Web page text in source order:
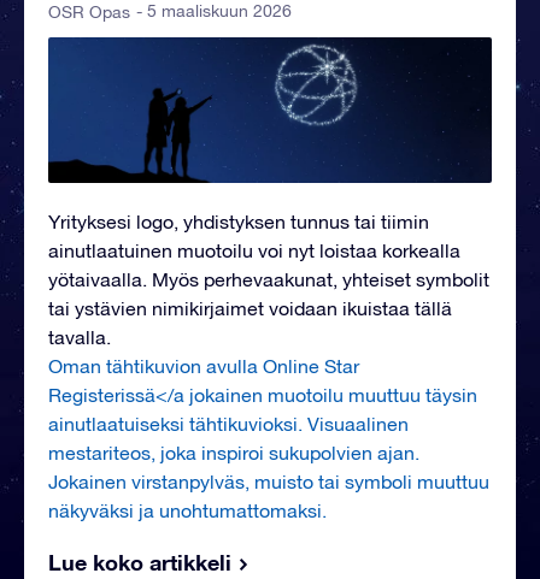
OSR Opas - 5 maaliskuun 2026
Yrityksesi logo, yhdistyksen tunnus tai tiimin
ainutlaatuinen muotoilu voi nyt loistaa korkealla
yötaivaalla. Myös perhevaakunat, yhteiset symbolit
tai ystävien nimikirjaimet voidaan ikuistaa tällä
tavalla.
Oman tähtikuvion avulla Online Star
Registerissä</a jokainen muotoilu muuttuu täysin
ainutlaatuiseksi tähtikuvioksi. Visuaalinen
mestariteos, joka inspiroi sukupolvien ajan.
Jokainen virstanpylväs, muisto tai symboli muuttuu
näkyväksi ja unohtumattomaksi.
Lue koko artikkeli